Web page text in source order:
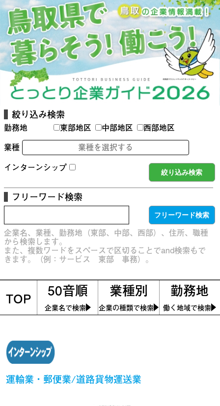
絞り込み検索
勤務地 東部地区 中部地区
西部地区
業種
業種を選択する
インターンシップ
フリーワード検索
企業名、業種、勤務地（東部、中部、西部）、住所、職種
から検索します。
また、複数ワードをスペースで区切ることでand検索もで
きます。（例：サービス 東部 事務）。
TOP 50音順
企業名で検索
業種別
企業の種類で検索
勤務地
働く地域で検索
運輸業・郵便業/道路貨物運送業